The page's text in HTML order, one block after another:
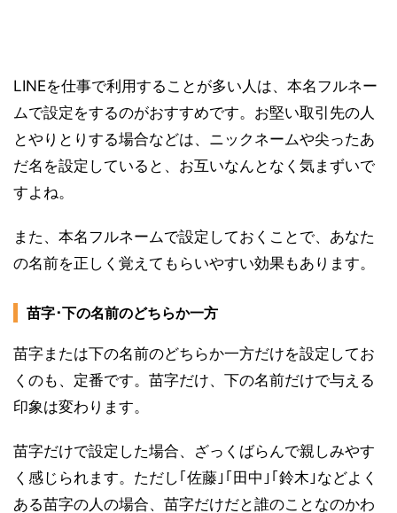
LINEを仕事で利用することが多い人は、本名フルネー
ムで設定をするのがおすすめです。お堅い取引先の人
とやりとりする場合などは、ニックネームや尖ったあ
だ名を設定していると、お互いなんとなく気まずいで
すよね。
また、本名フルネームで設定しておくことで、あなた
の名前を正しく覚えてもらいやすい効果もあります。
苗字･下の名前のどちらか一方
苗字または下の名前のどちらか一方だけを設定してお
くのも、定番です。苗字だけ、下の名前だけで与える
印象は変わります。
苗字だけで設定した場合、ざっくばらんで親しみやす
く感じられます。ただし｢佐藤｣｢田中｣｢鈴木｣などよく
ある苗字の人の場合、苗字だけだと誰のことなのかわ